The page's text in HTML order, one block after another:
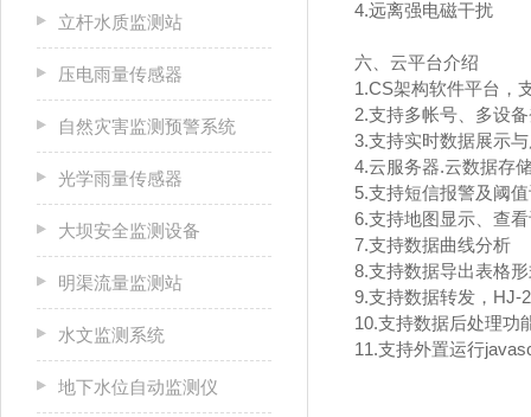
立杆水质监测站
压电雨量传感器
自然灾害监测预警系统
光学雨量传感器
大坝安全监测设备
明渠流量监测站
水文监测系统
地下水位自动监测仪
4.远离强电磁干扰
六、云平台介绍
1.CS架构软件平台，
2.支持多帐号、多设
3.支持实时数据展示
4.云服务器.云数据存
5.支持短信报警及阈
6.支持地图显示、查
7.支持数据曲线分析
8.支持数据导出表格
9.支持数据转发，HJ-
10.支持数据后处理功
11.支持外置运行